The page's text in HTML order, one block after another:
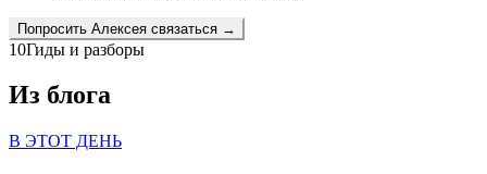
Попросить Алексея связаться →
10Гиды и разборы
Из блога
В ЭТОТ ДЕНЬ